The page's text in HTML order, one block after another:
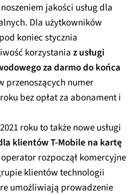
jakości usług dla
Dla użytkowników
koniec stycznia
korzystaniaz usługi
za darmo do końca
przenoszących numer
bez opłat za abonament i
roku to także nowe usługi
klientów T-Mobile na kartę
rozpoczął komercyjne
klientów technologii
umożliwiają prowadzenie